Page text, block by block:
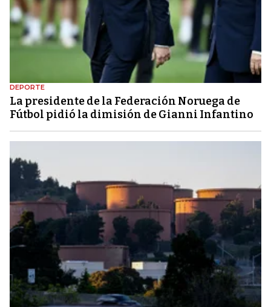
DEPORTE
La presidente de la Federación Noruega de
Fútbol pidió la dimisión de Gianni Infantino